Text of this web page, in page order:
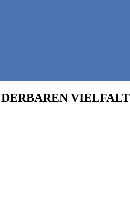
VIELFALT